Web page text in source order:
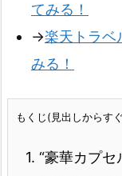
てみる！
→楽天トラベ
みる！
もくじ(見出しからす
1. “豪華カプセ